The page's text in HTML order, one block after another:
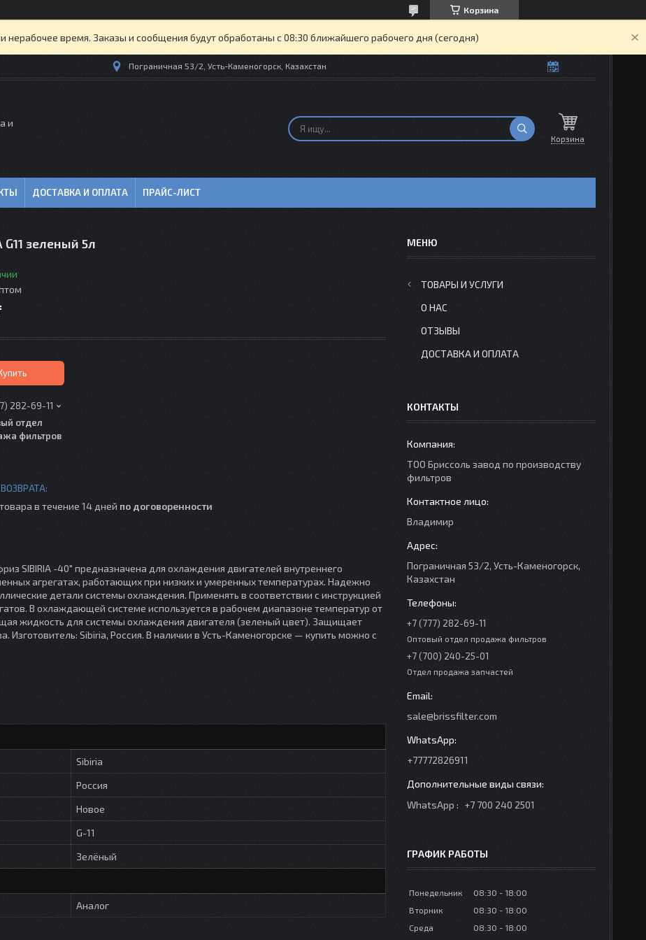
Корзина
нерабочее время. Заказы и сообщения будут обработаны с 08:30 ближайшего рабочего дня (сегодня)
Пограничная 53/2, Усть-Каменогорск, Казахстан
и
Корзина
ДОСТАВКА И ОПЛАТА ПРАЙС-ЛИСТ
G11 зеленый 5л
282-69-11
отдел
фильтров
в течение 14 дней по договоренности
SIBIRIA -40" предназначена для охлаждения двигателей внутреннего
агрегатах, работающих при низких и умеренных температурах. Надежно
детали системы охлаждения. Применять в соответствии с инструкцией
В охлаждающей системе используется в рабочем диапазоне температур от
жидкость для системы охлаждения двигателя (зеленый цвет). Защищает
Изготовитель: Sibiria, Россия. В наличии в Усть-Каменогорске — купить можно с
Sibiria
Россия
Новое
G-11
Зелёный
Аналог
ТОВАРЫ И УСЛУГИ
О НАС
ОТЗЫВЫ
ДОСТАВКА И ОПЛАТА
КОНТАКТЫ
ТОО Бриссоль завод по производству
фильтров
Владимир
Пограничная 53/2, Усть-Каменогорск,
Казахстан
+7 (777) 282-69-11
Оптовый отдел продажа фильтров
+7 (700) 240-25-01
Отдел продажа запчастей
sale@brissfilter.com
+77772826911
WhatsApp +7 700 240 2501
ГРАФИК РАБОТЫ
Понедельник 08:30
18:00
Вторник
08:30
18:00
Среда
08:30 18:00